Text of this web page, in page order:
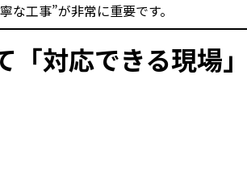
な工事”が非常に重要です。
「対応できる現場